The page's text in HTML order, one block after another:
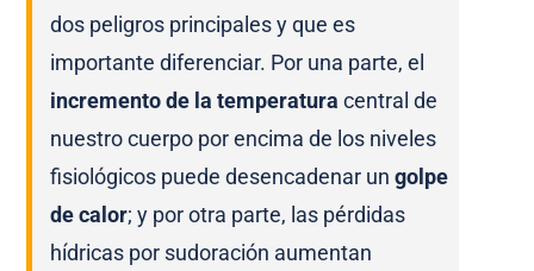
dos peligros principales y que es
importante diferenciar. Por una parte, el
incremento de la temperatura central de
nuestro cuerpo por encima de los niveles
fisiológicos puede desencadenar ungolpe
de calor; y por otra parte, las pérdidas
hídricas por sudoración aumentan